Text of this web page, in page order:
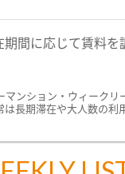
期間に応じて賃料を
ンション・ウィーク
長期滞在や大人数の